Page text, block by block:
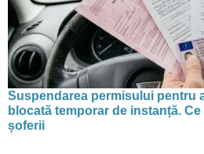
Suspendarea permisului pentru
blocată temporar de instanță.
șoferii